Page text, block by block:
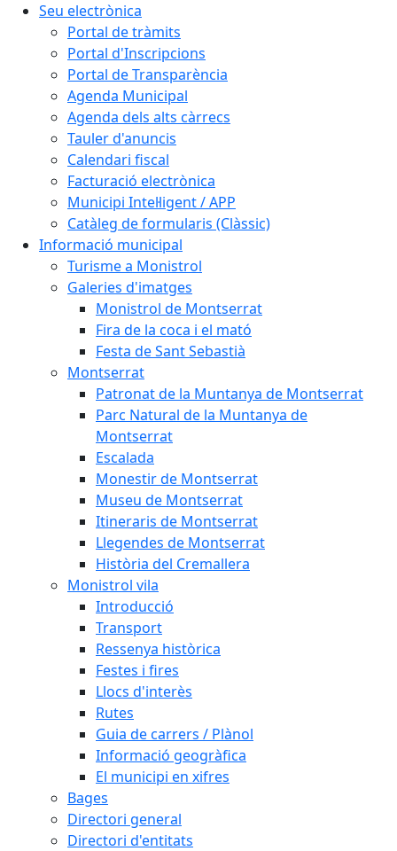
Seu electrònica
Portal de tràmits
Portal d'Inscripcions
Portal de Transparència
Agenda Municipal
Agenda dels alts càrrecs
Tauler d'anuncis
Calendari fiscal
Facturació electrònica
Municipi Intel·ligent / APP
Catàleg de formularis (Clàssic)
Informació municipal
Turisme a Monistrol
Galeries d'imatges
Monistrol de Montserrat
Fira de la coca i el mató
Festa de Sant Sebastià
Montserrat
Patronat de la Muntanya de Montserrat
Parc Natural de la Muntanya de
Montserrat
Escalada
Monestir de Montserrat
Museu de Montserrat
Itineraris de Montserrat
Llegendes de Montserrat
Història del Cremallera
Monistrol vila
Introducció
Transport
Ressenya històrica
Festes i fires
Llocs d'interès
Rutes
Guia de carrers / Plànol
Informació geogràfica
El municipi en xifres
Bages
Directori general
Directori d'entitats